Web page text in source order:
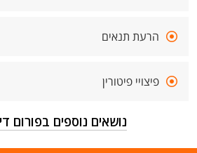
הרעת תנאים
פיצויי פיטורין
נושאים נוספים בפורום